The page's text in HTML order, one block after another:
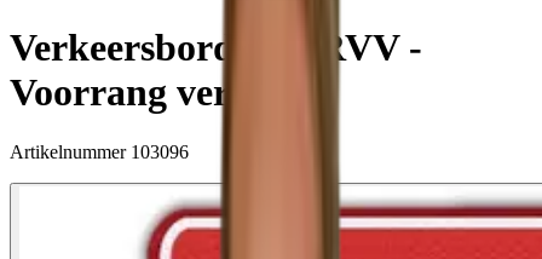
Verkeersbord B06 RVV -
Voorrang verlenen
Artikelnummer 103096